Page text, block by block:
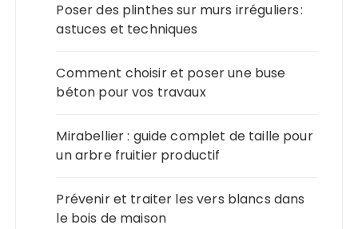
Poser des plinthes sur murs irréguliers :
astuces et techniques
Comment choisir et poser une buse
béton pour vos travaux
Mirabellier : guide complet de taille pour
un arbre fruitier productif
Prévenir et traiter les vers blancs dans
le bois de maison